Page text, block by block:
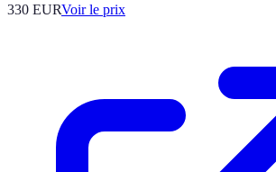
330 EURVoir le prix